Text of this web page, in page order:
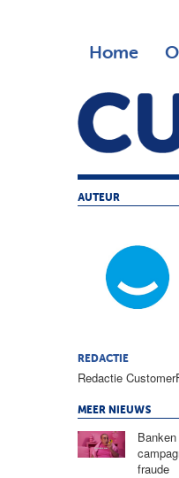
Home
AUTEUR
REDACTIE
Redactie
MEER NIEUWS
fraude